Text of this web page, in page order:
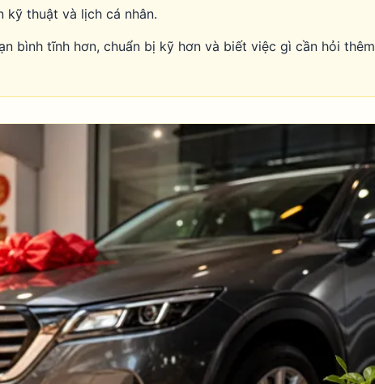
thuật và lịch cá nhân.
bình tĩnh hơn, chuẩn bị kỹ hơn và biết việc gì cần hỏi thêm